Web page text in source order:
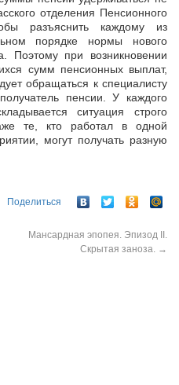
отделения Пенсионного
разъяснить каждому из
порядке нормы нового
Поэтому при возникновении
сумм пенсионных выплат,
обращаться к специалисту
пенсии. У каждого
ситуация строго
те, кто работал в одной
могут получать разную
Поделиться
Мансардная эпопея. Эпизод II.
Скрытая заноза.
→